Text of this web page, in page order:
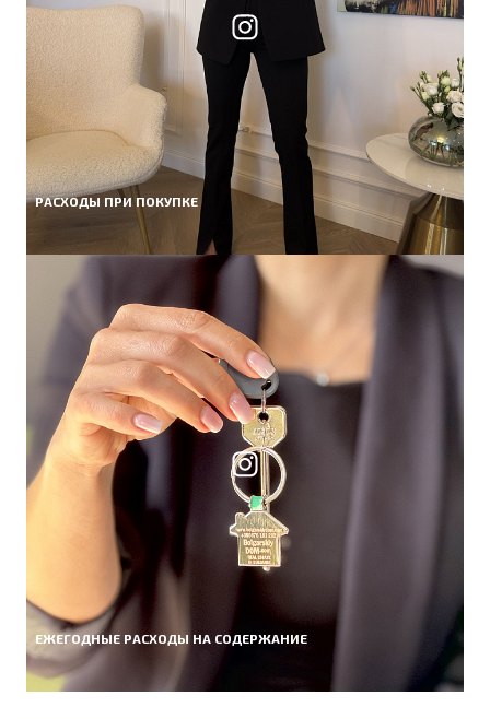
РАСХОДЫ ПРИ ПОКУПКЕ
ЕЖЕГОДНЫЕ РАСХОДЫ НА СОДЕРЖАНИЕ